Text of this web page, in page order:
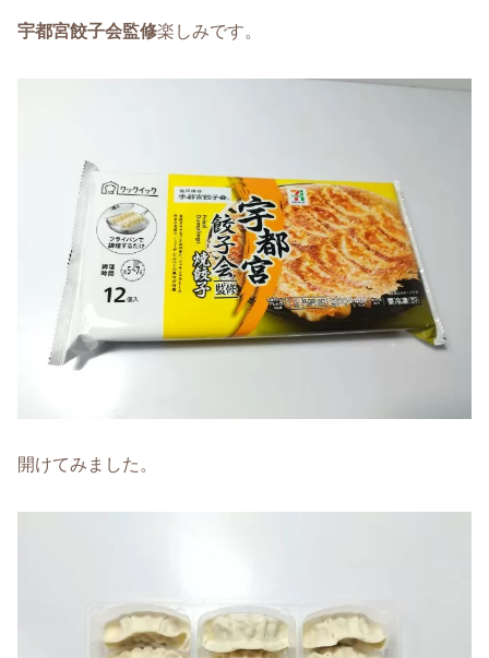
宇都宮餃子会監修楽しみです。
開けてみました。